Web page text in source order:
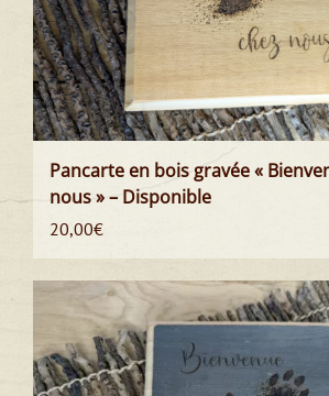
Pancarte en bois gravée «
nous » – Disponible
20,00€